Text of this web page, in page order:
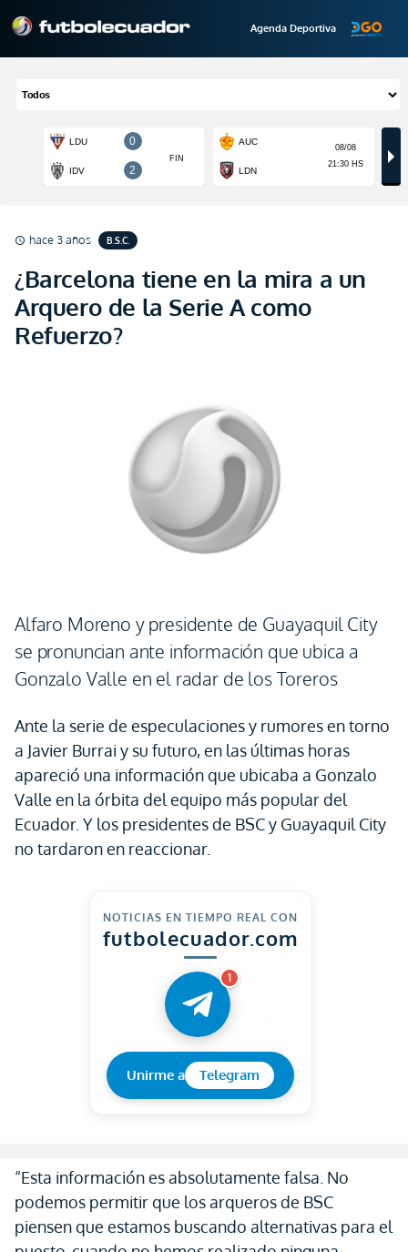
Agenda Deportiva
schedule hace 3 años B.S.C.
¿Barcelona tiene en la mira a un
Arquero de la Serie A como
Refuerzo?
Alfaro Moreno y presidente de Guayaquil City
se pronuncian ante información que ubica a
Gonzalo Valle en el radar de los Toreros
Ante la serie de especulaciones y rumores en torno
a Javier Burrai y su futuro, en las últimas horas
apareció una información que ubicaba a Gonzalo
Valle en la órbita del equipo más popular del
Ecuador. Y los presidentes de BSC y Guayaquil City
no tardaron en reaccionar.
NOTICIAS EN TIEMPO REAL CON
futbolecuador.com
1
Unirme a Telegram
“Esta información es absolutamente falsa. No
podemos permitir que los arqueros de BSC
piensen que estamos buscando alternativas para el